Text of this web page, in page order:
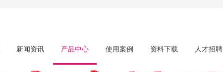
新闻资讯 产品中心 使用案例 资料下载 人才招聘